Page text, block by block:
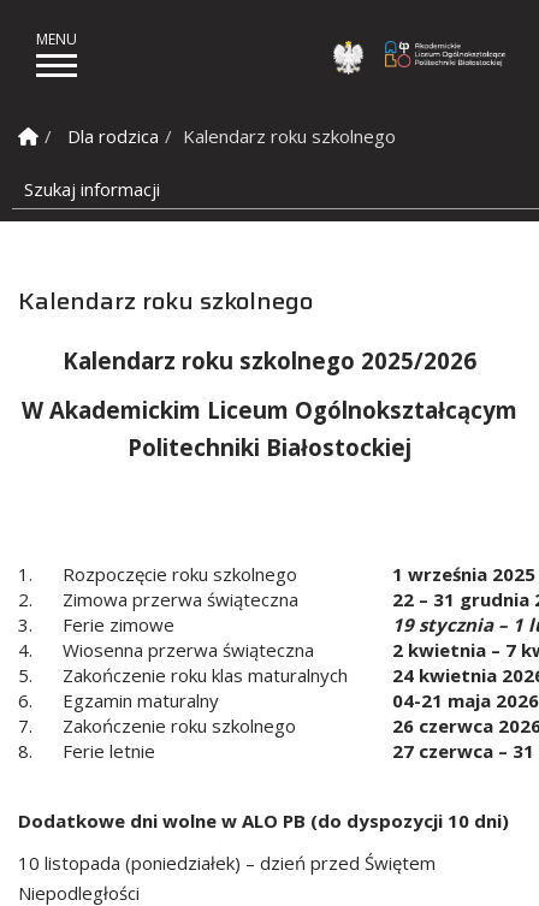
Strona Główna
Dla rodzica
Kalendarz roku szkolnego
Szukaj informacji
Kalendarz roku szkolnego
Kalendarz roku szkolnego 2025/2026
W Akademickim Liceum Ogólnokształcącym
Politechniki Białostockiej
1. Rozpoczęcie roku szkolnego
1 września
2.
Zimowa przerwa świąteczna
22 – 31 grudnia
3.
Ferie zimowe
19 stycznia – 1
4.
Wiosenna przerwa świąteczna
2 kwietnia – 7
5.
Zakończenie roku klas maturalnych
24 kwietnia
6.
Egzamin maturalny
04-21 maja
7.
Zakończenie roku szkolnego
26 czerwca
8.
Ferie letnie 27 czerwca –
Dodatkowe dni wolne w ALO PB (do dyspozycji 10 dni)
10 listopada (poniedziałek) – dzień przed Świętem
Niepodległości